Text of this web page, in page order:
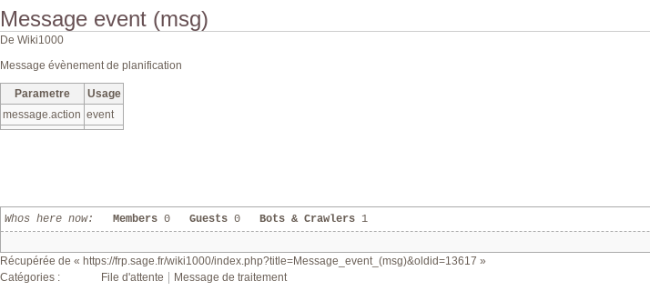
Message event (msg)
De Wiki1000
Message évènement de planification
Parametre
Usage
message.action event
Whos here now: Members 0 Guests 0 Bots & Crawlers 1
Récupérée de « https://frp.sage.fr/wiki1000/index.php?title=Message_event_(msg)&oldid=13617 »
Catégories : File d'attente Message de traitement